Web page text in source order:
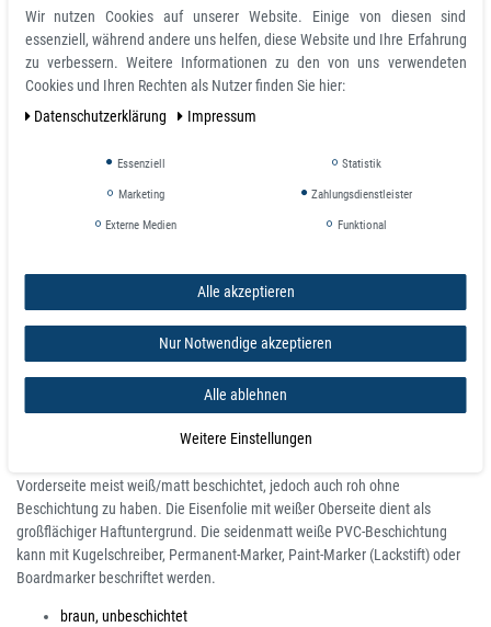
selbstklebende Oberfläche an der Rückseite, um die Montage auf Ihrem
Wunsch-Untergrund noch einfacher zu gestalten. So können Sie die
Eisenfolien, Ferrofolien oder Whiteboardfolien im Handumdrehen auf
unterschiedlichen Haftflächen anbringen.
Handumdrehen unmagnetische Oberflächen wie Wände oder Kunststoff
magnetisch. Im Gegensatz zu unseren magnetischen Folien und Bändern
können Sie diese Produkte als Haftgrund für Ihre Neodym Magnete
problemlos verwenden. In dieser flexiblen Kunststoff-Eisenfolie sind echte
Eisenpartikel enthalten. Dadurch haften Magneten problemlos an ihr. Die
überzogen. So können Sie problemlos jede Fläche magnethaftend
ausrüsten. Mit Hilfe der rückseitig aufgebrachten Klebeschicht lassen sich
diese Metallbänder und Metallfolien schnell und einfach aufkleben.
Vorderseite meist weiß/matt beschichtet, jedoch auch roh ohne
Beschichtung zu haben. Die Eisenfolie mit weißer Oberseite dient als
großflächiger Haftuntergrund. Die seidenmatt weiße PVC-Beschichtung
kann mit Kugelschreiber, Permanent-Marker, Paint-Marker (Lackstift) oder
Boardmarker beschriftet werden.
braun, unbeschichtet
Wir nutzen Cookies auf unserer Website. Einige von diesen sind
essenziell, während andere uns helfen, diese Website und Ihre Erfahrung
zu verbessern. Weitere Informationen zu den von uns verwendeten
Cookies und Ihren Rechten als Nutzer finden Sie hier:
Daten­schutz­erklärung
Impressum
Essenziell Statistik
Marketing Zahlungsdienstleister
Externe Medien Funktional
Alle akzeptieren
Nur Notwendige akzeptieren
Alle ablehnen
Weitere Einstellungen